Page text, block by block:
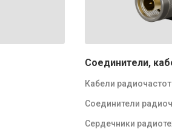
Соединители,
Кабели
Соединители
Сердечники